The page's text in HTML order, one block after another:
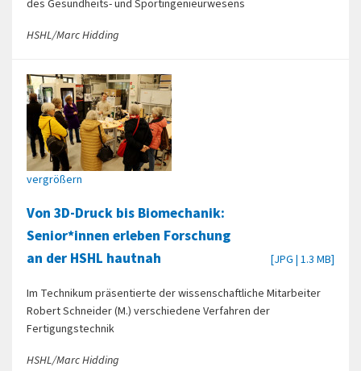
des Gesundheits- und Sportingenieurwesens
HSHL/Marc Hidding
vergrößern
Von 3D-Druck bis Biomechanik:
Senior*innen erleben Forschung
an der HSHL hautnah
[JPG | 1.3 MB]
Im Technikum präsentierte der wissenschaftliche Mitarbeiter
Robert Schneider (M.) verschiedene Verfahren der
Fertigungstechnik
HSHL/Marc Hidding